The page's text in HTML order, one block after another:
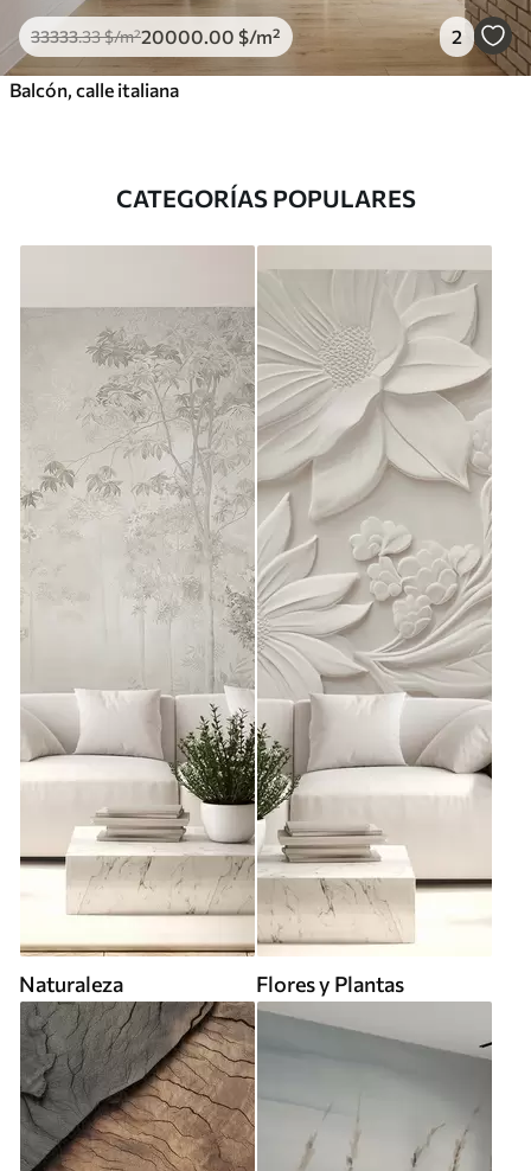
33333.33$/m²20000.00 $/m² 2
Balcón, calle italiana
CATEGORÍAS POPULARES
Naturaleza Flores y Plantas